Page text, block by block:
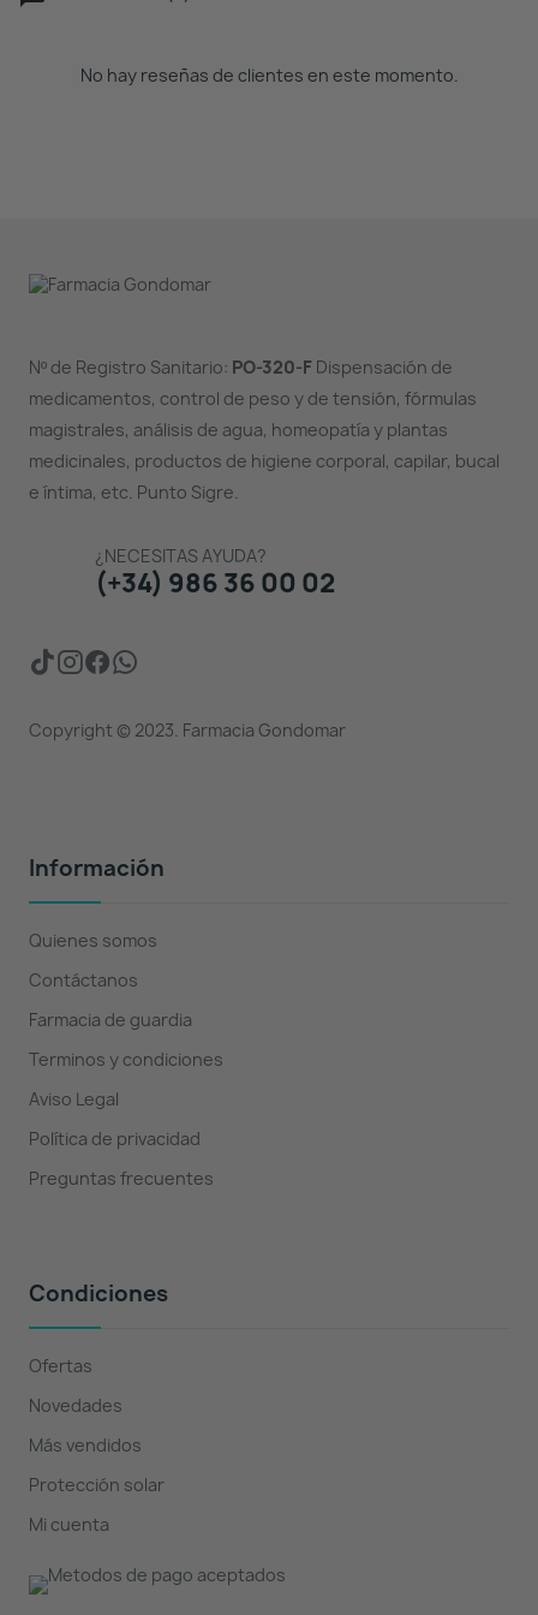
No hay reseñas de clientes en este momento.
Nº de Registro Sanitario: PO-320-FDispensación de
medicamentos, control de peso y de tensión, fórmulas
magistrales, análisis de agua, homeopatía y plantas
medicinales, productos de higiene corporal, capilar, bucal
e íntima, etc. Punto Sigre.
¿NECESITAS AYUDA?
(+34) 986 36 00 02
Copyright © 2023. Farmacia Gondomar
Información
Quienes somos
Contáctanos
Farmacia de guardia
Terminos y condiciones
Aviso Legal
Política de privacidad
Preguntas frecuentes
Condiciones
Ofertas
Novedades
Más vendidos
Protección solar
Mi cuenta